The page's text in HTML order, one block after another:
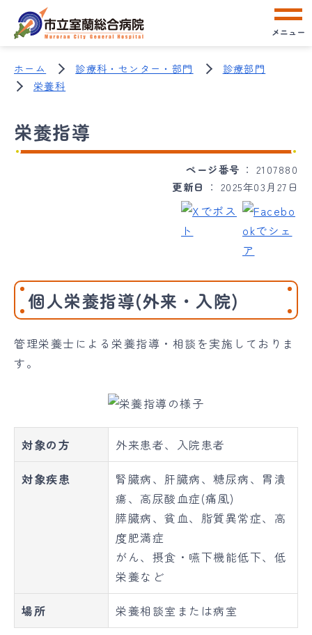
メニュー
ホーム 診療科・センター・部門
診療部門
栄養科
栄養指導
ページ番号
2107880
更新日
2025年03月27日
個人栄養指導(外来・入院)
管理栄養士による栄養指導・相談を実施しておりま
す。
対象の方 外来患者、入院患者
対象疾患
腎臓病、肝臓病、糖尿病、胃潰
瘍、高尿酸血症(痛風)
膵臓病、貧血、脂質異常症、高
度肥満症
がん、摂食・嚥下機能低下、低
栄養など
場所 栄養相談室または病室